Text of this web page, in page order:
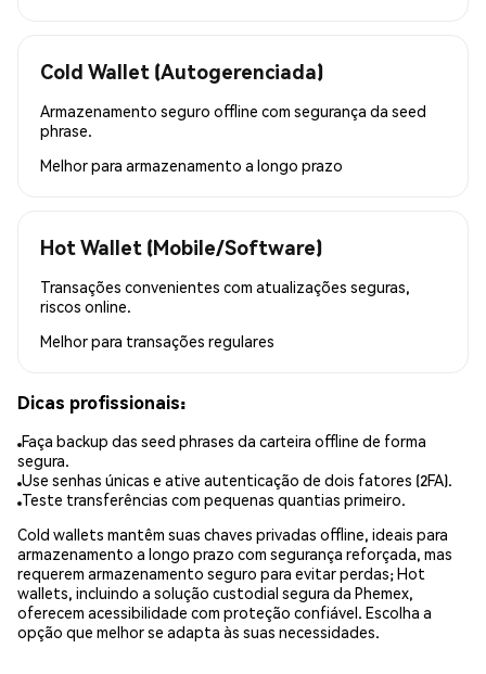
Cold Wallet (Autogerenciada)
Armazenamento seguro offline com segurança da seed
phrase.
Melhor para armazenamento a longo prazo
Hot Wallet (Mobile/Software)
Transações convenientes com atualizações seguras,
riscos online.
Melhor para transações regulares
Dicas profissionais:
Faça backup das seed phrases da carteira offline de forma
segura.
Use senhas únicas e ative autenticação de dois fatores (2FA).
Teste transferências com pequenas quantias primeiro.
Cold wallets mantêm suas chaves privadas offline, ideais para
armazenamento a longo prazo com segurança reforçada, mas
requerem armazenamento seguro para evitar perdas; Hot
wallets, incluindo a solução custodial segura da Phemex,
oferecem acessibilidade com proteção confiável. Escolha a
opção que melhor se adapta às suas necessidades.